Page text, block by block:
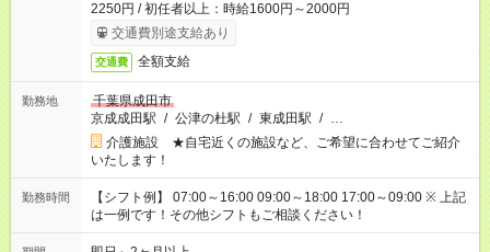
2250円 / 初任者以上：時給1600円～2000円
交通費別途支給あり
交通費 全額支給
勤務地
千葉県成田市
京成成田駅 / 公津の杜駅 / 東成田駅 / …
介護施設 ★自宅近くの施設など、ご希望に合わせてご紹介
いたします！
勤務時間
【シフト例】 07:00～16:00 09:00～18:00 17:00～09:00 ※ 上記
は一例です！その他シフトもご相談ください！